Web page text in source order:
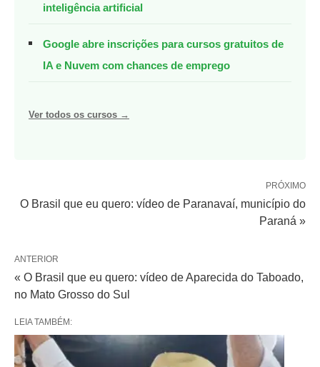
inteligência artificial
Google abre inscrições para cursos gratuitos de
IA e Nuvem com chances de emprego
Ver todos os cursos →
PRÓXIMO
O Brasil que eu quero: vídeo de Paranavaí, município do
Paraná »
ANTERIOR
« O Brasil que eu quero: vídeo de Aparecida do Taboado,
no Mato Grosso do Sul
LEIA TAMBÉM: